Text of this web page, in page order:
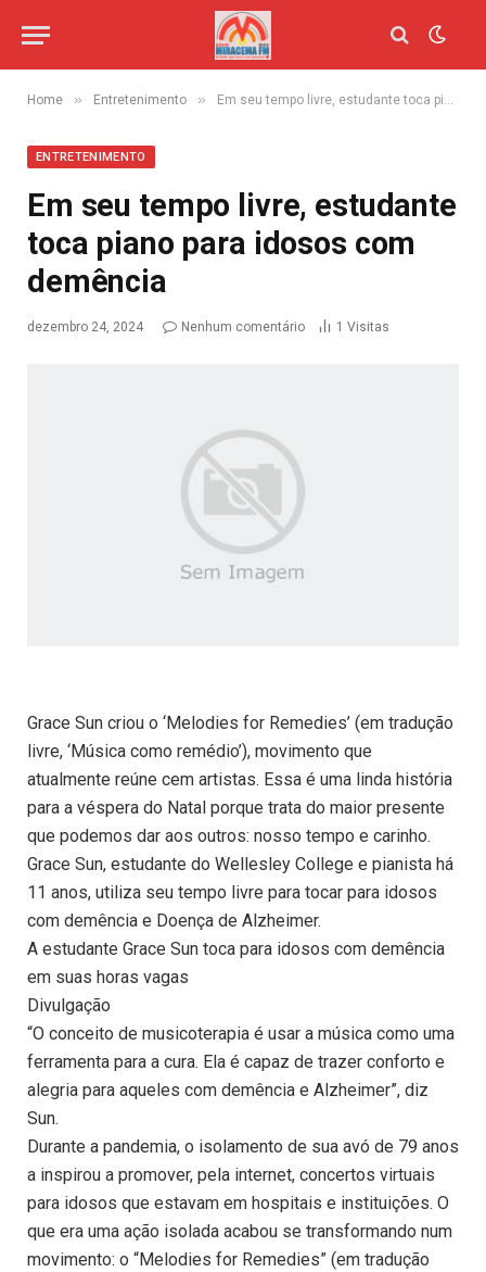
Home » Entretenimento » Em seu tempo livre, estudante toca piano para idosos com demência
ENTRETENIMENTO
Em seu tempo livre, estudante
toca piano para idosos com
demência
dezembro 24, 2024 Nenhum comentário 1 Visitas
Grace Sun criou o ‘Melodies for Remedies’ (em tradução
livre, ‘Música como remédio’), movimento que
atualmente reúne cem artistas. Essa é uma linda história
para a véspera do Natal porque trata do maior presente
que podemos dar aos outros: nosso tempo e carinho.
Grace Sun, estudante do Wellesley College e pianista há
11 anos, utiliza seu tempo livre para tocar para idosos
com demência e Doença de Alzheimer.
A estudante Grace Sun toca para idosos com demência
em suas horas vagas
Divulgação
“O conceito de musicoterapia é usar a música como uma
ferramenta para a cura. Ela é capaz de trazer conforto e
alegria para aqueles com demência e Alzheimer”, diz
Sun.
Durante a pandemia, o isolamento de sua avó de 79 anos
a inspirou a promover, pela internet, concertos virtuais
para idosos que estavam em hospitais e instituições. O
que era uma ação isolada acabou se transformando num
movimento: o “Melodies for Remedies” (em tradução